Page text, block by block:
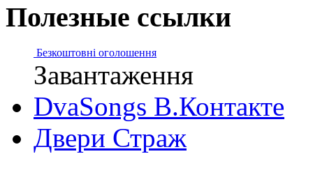
Полезные ссылки
Безкоштовні оголошення
Завантаження
DvaSongs В.Контакте
Двери Страж